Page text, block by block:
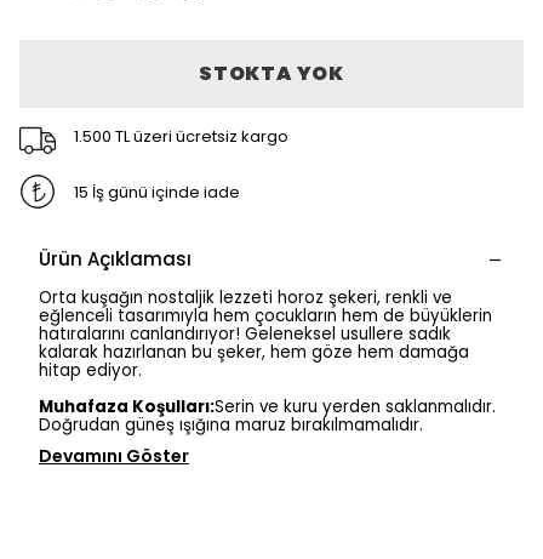
STOKTA YOK
1.500 TL üzeri ücretsiz kargo
15 İş günü içinde iade
Ürün Açıklaması
Orta kuşağın nostaljik lezzeti horoz şekeri, renkli ve
eğlenceli tasarımıyla hem çocukların hem de büyüklerin
hatıralarını canlandırıyor! Geleneksel usullere sadık
kalarak hazırlanan bu şeker, hem göze hem damağa
hitap ediyor.
Muhafaza Koşulları:Serin ve kuru yerden saklanmalıdır.
Doğrudan güneş ışığına maruz bırakılmamalıdır.
Devamını Göster